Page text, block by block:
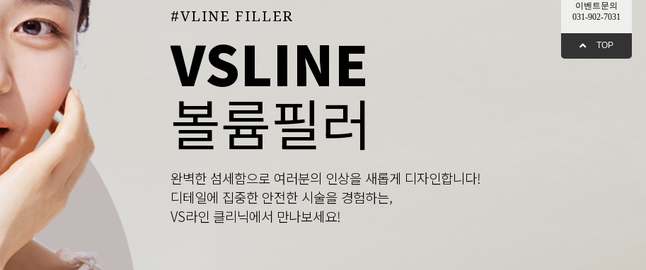
#VLINE FILLER
VSLINE
볼륨필러
완벽한 섬세함으로 여러분의 인상을 새롭게 디자인합니다!
디테일에 집중한 안전한 시술을 경험하는,
VS라인 클리닉에서 만나보세요!
이벤트문의
031-902-7031
TOP